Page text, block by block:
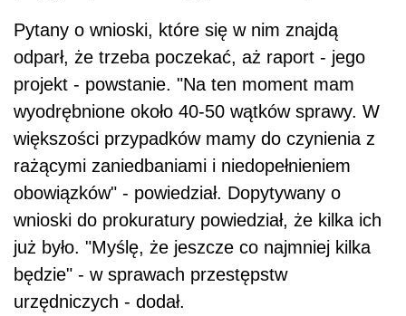
Pytany o wnioski, które się w nim znajdą
odparł, że trzeba poczekać, aż raport - jego
projekt - powstanie. "Na ten moment mam
wyodrębnione około 40-50 wątków sprawy. W
większości przypadków mamy do czynienia z
rażącymi zaniedbaniami i niedopełnieniem
obowiązków" - powiedział. Dopytywany o
wnioski do prokuratury powiedział, że kilka ich
już było. "Myślę, że jeszcze co najmniej kilka
będzie" - w sprawach przestępstw
urzędniczych - dodał.